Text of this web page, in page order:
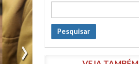
Pesquisar